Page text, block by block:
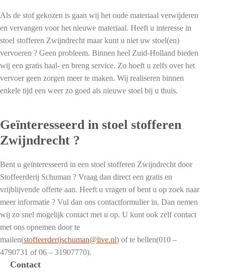
Als de stof gekozen is gaan wij het oude materiaal verwijderen
en vervangen voor het nieuwe materiaal. Heeft u interesse in
stoel stofferen Zwijndrecht maar kunt u niet uw stoel(en)
vervoeren ? Geen probleem. Binnen heel Zuid-Holland bieden
wij een gratis haal- en breng service. Zo hoeft u zelfs over het
vervoer geen zorgen meer te maken. Wij realiseren binnen
enkele tijd een weer zo goed als nieuwe stoel bij u thuis.
Geïnteresseerd in stoel stofferen
Zwijndrecht ?
Bent u geïnteresseerd in een stoel stofferen Zwijndrecht door
Stoffeerderij Schuman ? Vraag dan direct een gratis en
vrijblijvende offerte aan. Heeft u vragen of bent u op zoek naar
meer informatie ? Vul dan ons contactformulier in. Dan nemen
wij zo snel mogelijk contact met u op. U kunt ook zelf contact
met ons opnemen door te
mailen(stoffeerderijschuman@live.nl) of te bellen(010 –
4790731 of 06 – 31907770).
Contact